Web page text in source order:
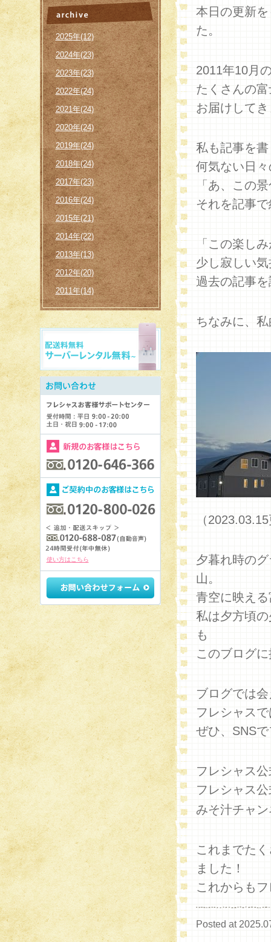
2025年(12)
2024年(23)
2023年(23)
2022年(24)
2021年(24)
2020年(24)
2019年(24)
2018年(24)
2017年(23)
2016年(24)
2015年(21)
2014年(22)
2013年(13)
2012年(20)
2011年(14)
使い方はこちら
本日の更新
た。
2011年10月
たくさんの
お届けして
私も記事を
何気ない日
「あ、この
それを記事
「この楽し
少し寂しい
過去の記事
ちなみに、
（
夕暮れ時の
山。
青空に映え
私は夕方頃
も
このブログ
ブログでは
フレシャス
ぜひ、SNS
フレシャス
フレシャス
みそ汁チャ
これまでた
ました！
これからも
Posted at